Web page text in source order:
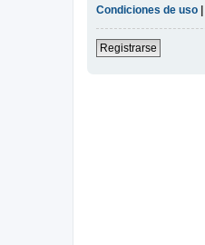
Condiciones de uso |
Registrarse